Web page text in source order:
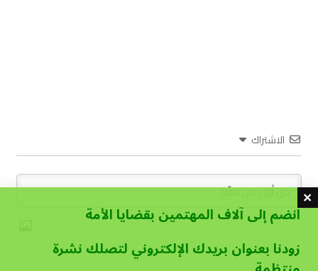
الاشتراك
انضم إلى آلاف المهتمين بقضايا الأمة
زودنا بعنوان بريدك الإلكتروني لتصلك نشرة